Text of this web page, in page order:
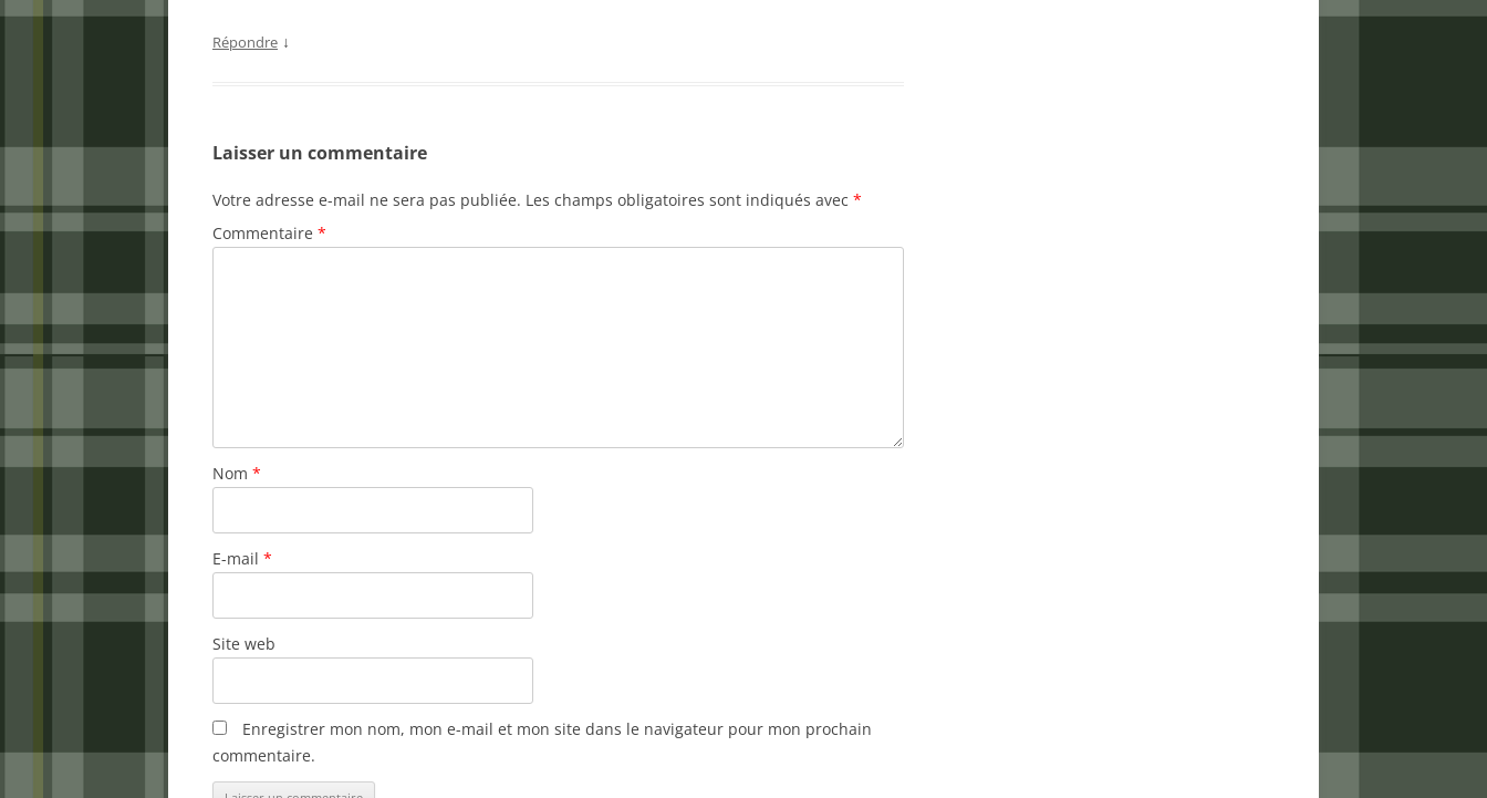
Répondre ↓
Laisser un commentaire
Votre adresse e-mail ne sera pas publiée. Les champs obligatoires sont indiqués avec *
Commentaire *
Nom *
E-mail *
Site web
Enregistrer mon nom, mon e-mail et mon site dans le navigateur pour mon prochain
commentaire.